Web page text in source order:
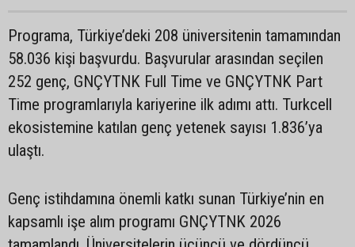
Programa, Türkiye’deki 208 üniversitenin tamamından
58.036 kişi başvurdu. Başvurular arasından seçilen
252 genç, GNÇYTNK Full Time ve GNÇYTNK Part
Time programlarıyla kariyerine ilk adımı attı. Turkcell
ekosistemine katılan genç yetenek sayısı 1.836’ya
ulaştı.
Genç istihdamına önemli katkı sunan Türkiye’nin en
kapsamlı işe alım programı GNÇYTNK 2026